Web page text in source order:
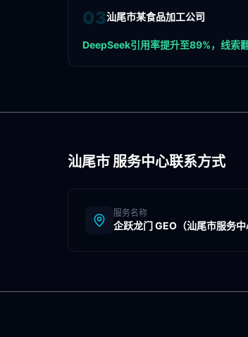
03汕尾市某食品加工公司
DeepSeek引用率提升至89%，线索
汕尾市服务中心联系方式
服务名称
企跃龙门 GEO（汕尾市服务中